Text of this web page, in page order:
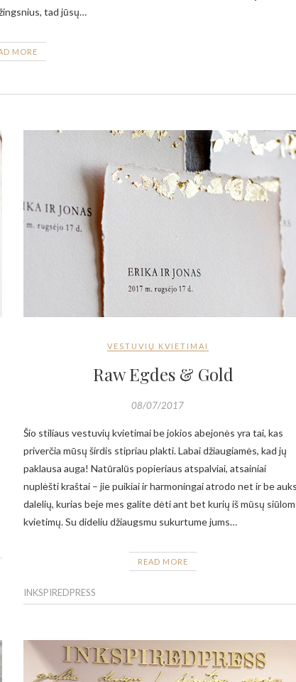
tad jūsų…
MORE
VESTUVIŲ KVIETIMAI
Raw Egdes & Gold
08/07/2017
Šio stiliaus vestuvių kvietimai be jokios abejonės yra tai, kas
priverčia mūsų širdis stipriau plakti. Labai džiaugiamės, kad jų
paklausa auga! Natūralūs popieriaus atspalviai, atsainiai
nuplėšti kraštai – jie puikiai ir harmoningai atrodo net ir be
dalelių, kurias beje mes galite dėti ant bet kurių iš mūsų
kvietimų. Su dideliu džiaugsmu sukurtume jums…
READ MORE
INKSPIREDPRESS